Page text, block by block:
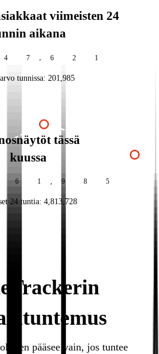
viimeisten 24
aikana
4 7 , 6 2 8
tunnissa: 201,985
tässä
kuussa
6 1 9 9 2
24 tuntia: 4,813,735
pääsee vain, jos tuntee